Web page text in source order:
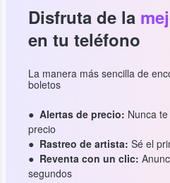
Disfruta de la
en tu teléfono
La manera más sencilla de
boletos
Alertas de precio: Nunca
precio
Rastreo de artista: Sé el
Reventa con un clic:
segundos